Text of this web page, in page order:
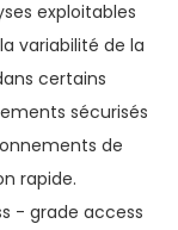
exploitables
variabilité de la
certains
sécurisés
de
rapide.